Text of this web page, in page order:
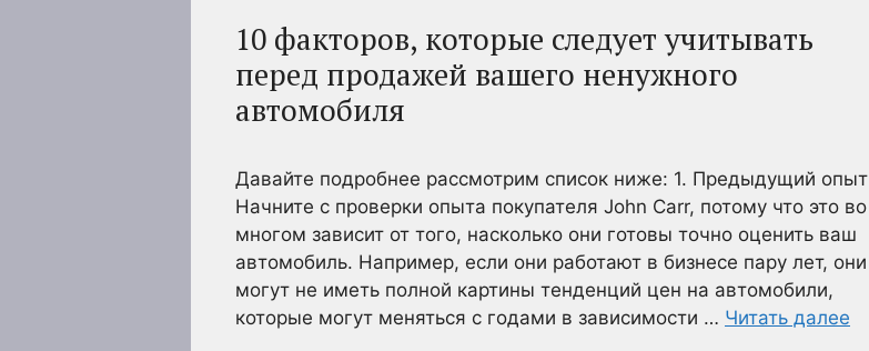
10 факторов, которые следует учитывать
перед продажей вашего ненужного
автомобиля
Давайте подробнее рассмотрим список ниже: 1. Предыдущий опыт
Начните с проверки опыта покупателя John Carr, потому что это во
многом зависит от того, насколько они готовы точно оценить ваш
автомобиль. Например, если они работают в бизнесе пару лет, они
могут не иметь полной картины тенденций цен на автомобили,
которые могут меняться с годами в зависимости … Читать далее